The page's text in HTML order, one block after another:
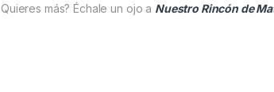
Quieres más? Échale un ojo a Nuestro Rincón de